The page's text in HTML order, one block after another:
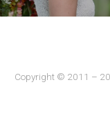
Copyright © 2011 –